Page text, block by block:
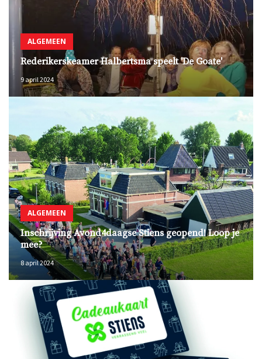
ALGEMEEN
Rederikerskeamer Halbertsma speelt 'De Goate'
9 april 2024
ALGEMEEN
Inschrijving Avond4daagse Stiens geopend! Loop je
mee?
8 april 2024